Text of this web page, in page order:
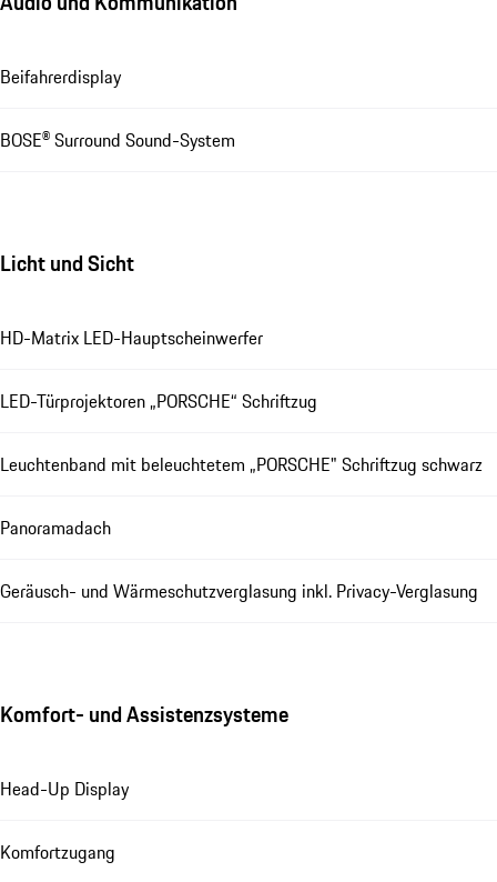
Beifahrerdisplay
BOSE® Surround Sound-System
Licht und Sicht
HD-Matrix LED-Hauptscheinwerfer
LED-Türprojektoren „PORSCHE“ Schriftzug
Leuchtenband mit beleuchtetem „PORSCHE" Schriftzug schwarz
Panoramadach
Geräusch- und Wärmeschutzverglasung inkl. Privacy-Verglasung
Komfort- und Assistenzsysteme
Head-Up Display
Komfortzugang